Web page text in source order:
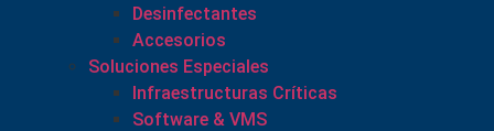
Desinfectantes
Accesorios
Soluciones Especiales
Infraestructuras Críticas
Software & VMS